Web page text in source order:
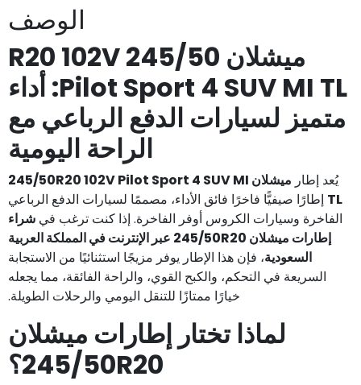
الوصف
ميشلان 245/50 R20 102V
Pilot Sport 4 SUV MI TL: أداء
متميز لسيارات الدفع الرباعي مع
الراحة اليومية
يُعد إطار
ميشلان 245/50R20 102V Pilot Sport 4 SUV MI
TL إطارًا صيفيًّا فاخرًا فائق الأداء، مصممًا لسيارات الدفع الرباعي
الفاخرة وسيارات الكروس أوفر الفاخرة. إذا كنت ترغب في شراء
إطارات ميشلان 245/50R20 عبر الإنترنت في المملكة العربية
السعودية، فإن هذا الإطار يوفر مزيجًا استثنائيًا من الاستجابة
السريعة في التحكم، والكبح القوي، والراحة الفائقة، مما يجعله
خيارًا ممتازًا للتنقل اليومي والرحلات الطويلة.
لماذا تختار إطارات ميشلان
245/50R20؟